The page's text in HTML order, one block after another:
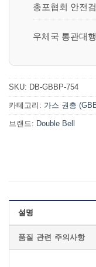
총포협회 안전
우체국 통관대
SKU: DB-GBBP-754
카테고리: 가스 권총
브랜드: Double Bell
설명
품질 관련 주의사항